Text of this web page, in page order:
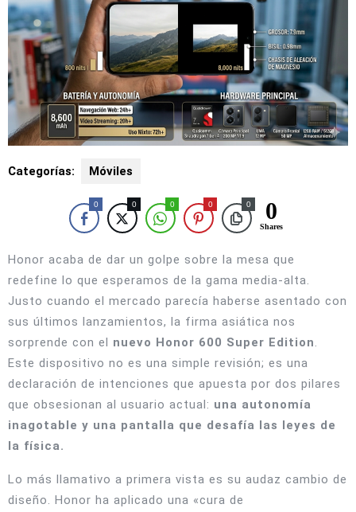
Categorías: Móviles
0 0 0 0 0 0
Shares
Honor acaba de dar un golpe sobre la mesa que
redefine lo que esperamos de la gama media-alta.
Justo cuando el mercado parecía haberse asentado con
sus últimos lanzamientos, la firma asiática nos
sorprende con el nuevo Honor 600 Super Edition.
Este dispositivo no es una simple revisión; es una
declaración de intenciones que apuesta por dos pilares
que obsesionan al usuario actual: una autonomía
inagotable y una pantalla que desafía las leyes de
la física.
Lo más llamativo a primera vista es su audaz cambio de
diseño. Honor ha aplicado una «cura de